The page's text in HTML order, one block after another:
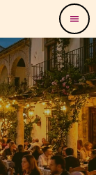
menu